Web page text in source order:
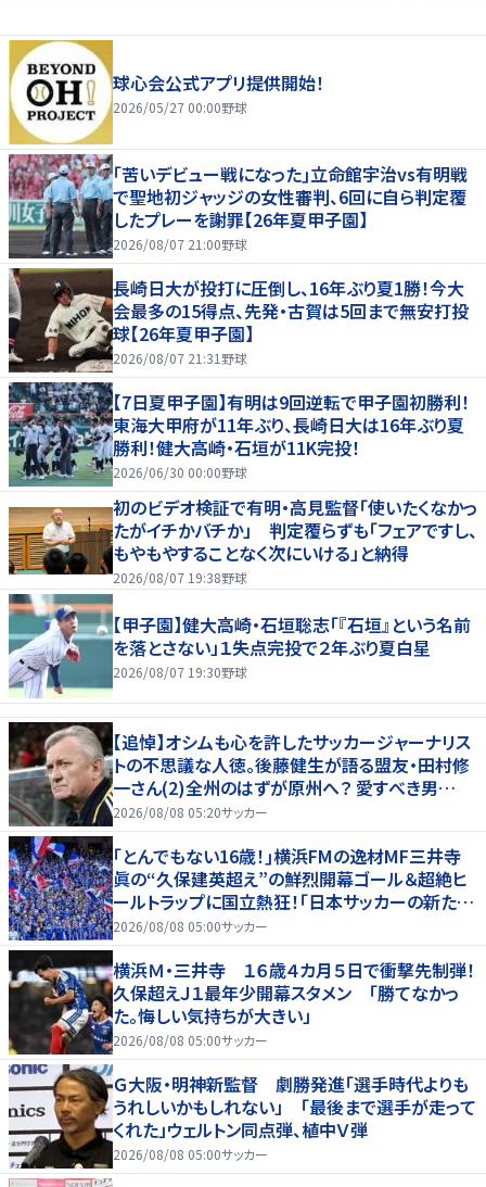
球心会公式アプリ提供開始！
2026/05/27 00:00野球
｢苦いデビュー戦になった｣立命館宇治vs有明戦
で聖地初ジャッジの女性審判、6回に自ら判定覆
したプレーを謝罪【26年夏甲子園】
2026/08/07 21:00野球
長崎日大が投打に圧倒し、16年ぶり夏1勝！今大
会最多の15得点、先発・古賀は5回まで無安打投
球【26年夏甲子園】
2026/08/07 21:31 野球
【7日夏甲子園】有明は9回逆転で甲子園初勝利！
東海大甲府が11年ぶり、長崎日大は16年ぶり夏
勝利！健大高崎・石垣が11K完投！
2026/06/30 00:00野球
初のビデオ検証で有明・高見監督「使いたくなかっ
たがイチかバチか」 判定覆らずも「フェアですし、
もやもやすることなく次にいける」と納得
2026/08/07 19:38野球
【甲子園】健大高崎・石垣聡志「『石垣』という名前
を落とさない」１失点完投で２年ぶり夏白星
2026/08/07 19:30野球
【追悼】オシムも心を許したサッカージャーナリス
トの不思議な人徳。後藤健生が語る盟友・田村修
一さん(2)全州のはずが原州へ？ 愛すべき男
の“大迷子”伝説
2026/08/08 05:20サッカー
｢とんでもない16歳！｣横浜FMの逸材MF三井寺
眞の“久保建英超え”の鮮烈開幕ゴール＆超絶ヒ
ールトラップに国立熱狂！｢日本サッカーの新たな
スターが誕生した｣
2026/08/08 05:00サッカー
横浜Ｍ・三井寺 １６歳４カ月５日で衝撃先制弾！
久保超えＪ１最年少開幕スタメン 「勝てなかっ
た。悔しい気持ちが大きい」
2026/08/08 05:00サッカー
Ｇ大阪・明神新監督 劇勝発進「選手時代よりも
うれしいかもしれない」 「最後まで選手が走って
くれた」ウェルトン同点弾、植中Ｖ弾
2026/08/08 05:00サッカー